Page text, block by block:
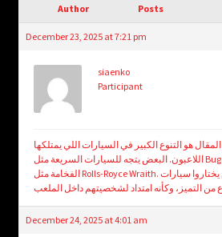
Login/Create Account
Author Posts
December 23, 2025 at 7:21 pm
siaenko
Participant
هو التنوع الكبير في السيارات اللي يمتلكها
اللاعبون. البعض يتجه للسيارات السريعة مثل Bugatti Chiron، والبعض يفضل
الفخامة مثل Rolls-Royce Wraith. كمان الفكرة إن اللاعبين يختاروا سيارات
December 24, 2025 at 4:01 am